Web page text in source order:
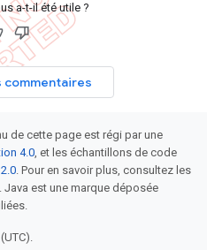
a-t-il été utile ?
commentaires
de cette page est régi par une
4.0, et les échantillons de code
. Pour en savoir plus, consultez les
. Java est une marque déposée